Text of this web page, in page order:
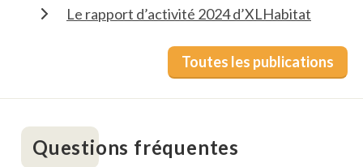
Le rapport d’activité 2024 d’XLHabitat
Toutes les publications
Questions fréquentes